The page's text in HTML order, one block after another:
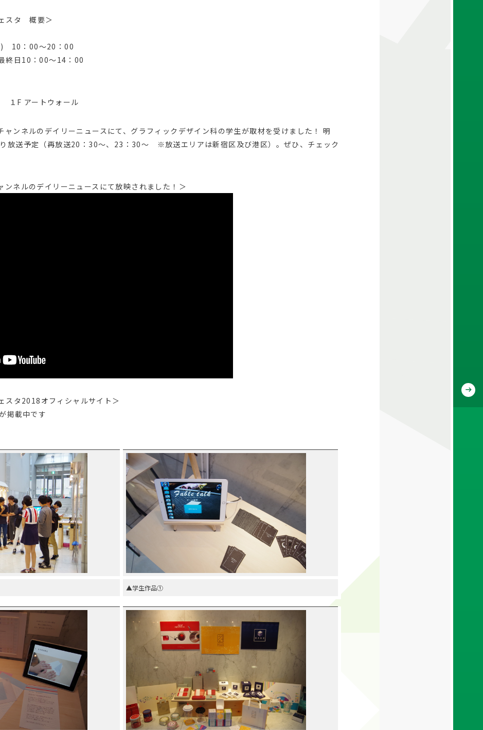
スタ 概要＞
) 10：00～20：00
終日10：00～14：00
１F アートウォール
ンネルのデイリーニュースにて、グラフィックデザイン科の学生が取材を受けました！ 明
放送予定（再放送20：30～、23：30～ ※放送エリアは新宿区及び港区）。ぜひ、チェック
ネルのデイリーニュースにて放映されました！＞
スタ2018オフィシャルサイト＞
掲載中です
▲学生作品①